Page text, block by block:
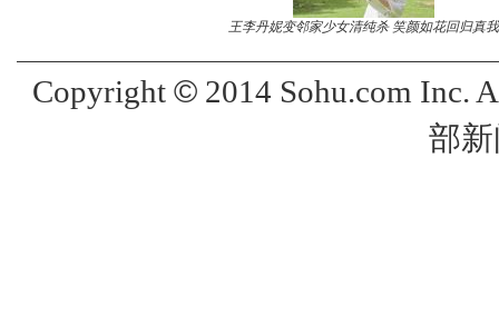
王李丹妮变邻家少女清纯杀 笑颜如花回归真我
Copyright ©2014 Sohu.com Inc.
部